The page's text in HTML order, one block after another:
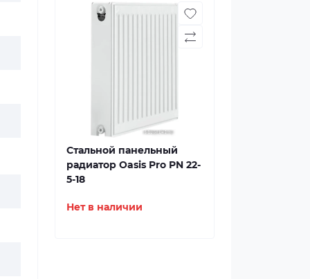
Стальной панельный
радиатор Oasis Pro PN 22-
5-18
Нет в наличии